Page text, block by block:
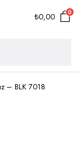
₺0,00 0
– BLK 7018